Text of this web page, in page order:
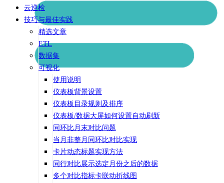
云巡检
技巧与最佳实践
精选文章
ETL
数据集
可视化
使用说明
仪表板背景设置
仪表板目录规则及排序
仪表板/数据大屏如何设置自动刷新
同环比月末对比问题
当月非整月同环比对比实现
卡片动态标题实现方法
同行对比展示选定月份之后的数据
多个对比指标卡联动折线图